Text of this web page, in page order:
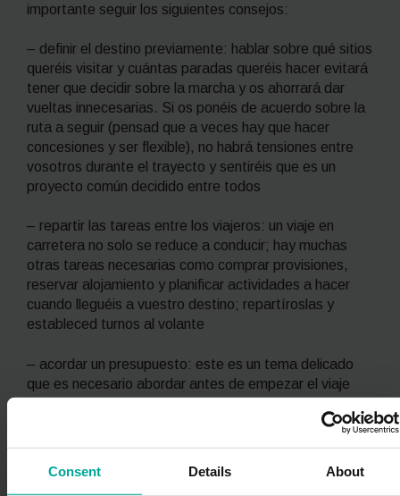
Consent Details About
importante seguir los siguientes consejos:
– definir el destino previamente: hablar sobre qué sitios
queréis visitar y cuántas paradas queréis hacer evitará
tener que decidir sobre la marcha y os ahorrará dar
vueltas innecesarias. Si os ponéis de acuerdo sobre la
ruta a seguir (pensad que a veces hay que hacer
concesiones y ser flexible), no habrá tensiones entre
vosotros durante el trayecto y sentiréis que es un
proyecto común decidido entre todos
– repartir las tareas entre los viajeros: un viaje en
carretera no solo se reduce a conducir; hay muchas
otras tareas necesarias como comprar provisiones,
reservar alojamiento y planificar actividades a hacer
cuando lleguéis a vuestro destino; repartíroslas y
estableced turnos al volante
– acordar un presupuesto: este es un tema delicado
que es necesario abordar antes de empezar el viaje
exponga cuánto se quiere gastar y lleguéis a un